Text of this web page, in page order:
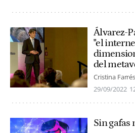
Álvarez-
"el
del
Cristina Farrés
29/09/2022
Sin gafas